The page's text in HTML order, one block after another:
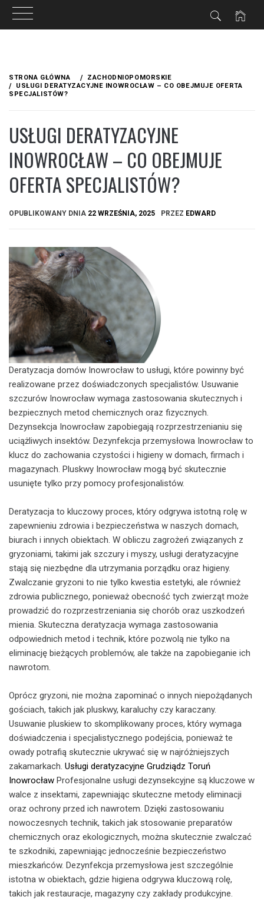
treści
STRONA GŁÓWNA
ZACHODNIOPOMORSKIE
USŁUGI DERATYZACYJNE INOWROCŁAW – CO OBEJMUJE OFERTA
SPECJALISTÓW?
USŁUGI DERATYZACYJNE
INOWROCŁAW – CO OBEJMUJE
OFERTA SPECJALISTÓW?
OPUBLIKOWANY DNIA 22 WRZEŚNIA, 2025 PRZEZ EDWARD
Deratyzacja domów Inowrocław to usługi, które powinny być
realizowane przez doświadczonych specjalistów. Usuwanie
szczurów Inowrocław wymaga zastosowania skutecznych i
bezpiecznych metod chemicznych oraz fizycznych.
Dezynsekcja Inowrocław zapobiegają rozprzestrzenianiu się
uciążliwych insektów. Dezynfekcja przemysłowa Inowrocław to
klucz do zachowania czystości i higieny w domach, firmach i
magazynach. Pluskwy Inowrocław mogą być skutecznie
usunięte tylko przy pomocy profesjonalistów.
Deratyzacja to kluczowy proces, który odgrywa istotną rolę w
zapewnieniu zdrowia i bezpieczeństwa w naszych domach,
biurach i innych obiektach. W obliczu zagrożeń związanych z
gryzoniami, takimi jak szczury i myszy, usługi deratyzacyjne
stają się niezbędne dla utrzymania porządku oraz higieny.
Zwalczanie gryzoni to nie tylko kwestia estetyki, ale również
zdrowia publicznego, ponieważ obecność tych zwierząt może
prowadzić do rozprzestrzeniania się chorób oraz uszkodzeń
mienia. Skuteczna deratyzacja wymaga zastosowania
odpowiednich metod i technik, które pozwolą nie tylko na
eliminację bieżących problemów, ale także na zapobieganie ich
nawrotom.
Oprócz gryzoni, nie można zapominać o innych niepożądanych
gościach, takich jak pluskwy, karaluchy czy karaczany.
Usuwanie pluskiew to skomplikowany proces, który wymaga
doświadczenia i specjalistycznego podejścia, ponieważ te
owady potrafią skutecznie ukrywać się w najróżniejszych
zakamarkach. Usługi deratyzacyjne Grudziądz Toruń
Inowrocław Profesjonalne usługi dezynsekcyjne są kluczowe w
walce z insektami, zapewniając skuteczne metody eliminacji
oraz ochrony przed ich nawrotem. Dzięki zastosowaniu
nowoczesnych technik, takich jak stosowanie preparatów
chemicznych oraz ekologicznych, można skutecznie zwalczać
te szkodniki, zapewniając jednocześnie bezpieczeństwo
mieszkańców. Dezynfekcja przemysłowa jest szczególnie
istotna w obiektach, gdzie higiena odgrywa kluczową rolę,
takich jak restauracje, magazyny czy zakłady produkcyjne.